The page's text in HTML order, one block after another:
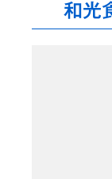
和光